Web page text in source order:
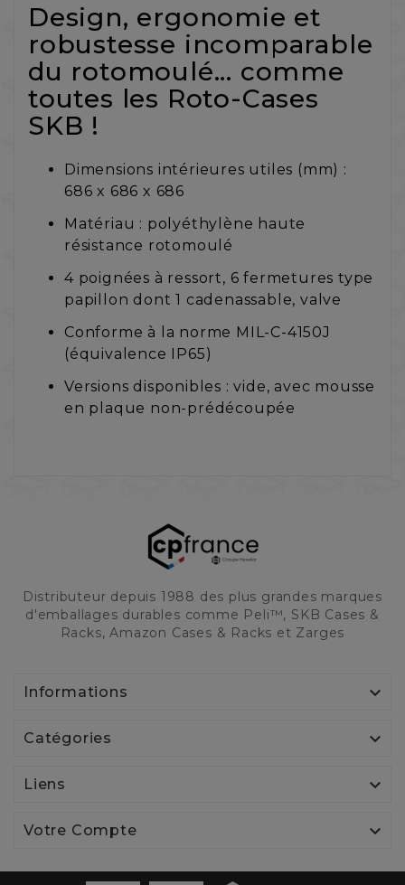
Design, ergonomie et
robustesse incomparable
du rotomoulé... comme
toutes les Roto-Cases
SKB !
Dimensions intérieures utiles (mm) :
686 x 686 x 686
Matériau : polyéthylène haute
résistance rotomoulé
4 poignées à ressort, 6 fermetures type
papillon dont 1 cadenassable, valve
Conforme à la norme MIL-C-4150J
(équivalence IP65)
Versions disponibles : vide, avec mousse
en plaque non-prédécoupée
Distributeur depuis 1988 des plus grandes marques
d'emballages durables comme Peli™, SKB Cases &
Racks, Amazon Cases & Racks et Zarges
Informations 
Catégories 
Liens 
Votre Compte 